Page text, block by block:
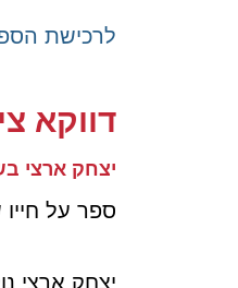
לרכישת
דווקא
יצחק ארצי
ספר על
יצחק ארצי